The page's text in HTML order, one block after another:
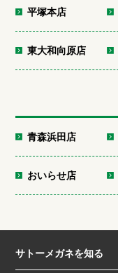
平塚本店
東大和向原店
青森浜田店
おいらせ店
サトーメガネを知る